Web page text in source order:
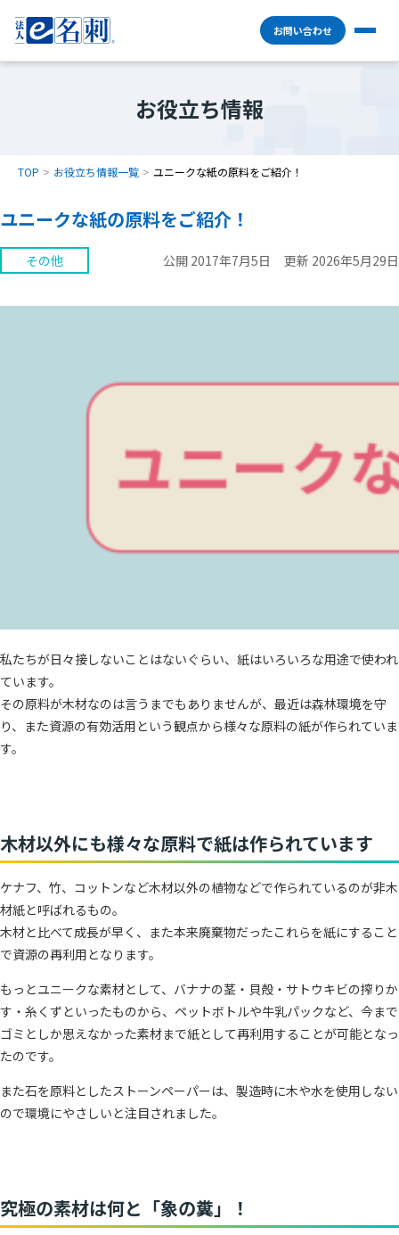
お問い合わせ
お役立ち情報
TOP お役立ち情報一覧 ユニークな紙の原料をご紹介！
ユニークな紙の原料をご紹介！
その他 公開 2017年7月5日 更新 2026年5月29日
私たちが日々接しないことはないぐらい、紙はいろいろな用途で使われ
ています。
その原料が木材なのは言うまでもありませんが、最近は森林環境を守
り、また資源の有効活用という観点から様々な原料の紙が作られていま
す。
木材以外にも様々な原料で紙は作られています
ケナフ、竹、コットンなど木材以外の植物などで作られているのが非木
材紙と呼ばれるもの。
木材と比べて成長が早く、また本来廃棄物だったこれらを紙にすること
で資源の再利用となります。
もっとユニークな素材として、バナナの茎・貝殻・サトウキビの搾りか
す・糸くずといったものから、ペットボトルや牛乳パックなど、今まで
ゴミとしか思えなかった素材まで紙として再利用することが可能となっ
たのです。
また石を原料としたストーンペーパーは、製造時に木や水を使用しない
ので環境にやさしいと注目されました。
究極の素材は何と「象の糞」！